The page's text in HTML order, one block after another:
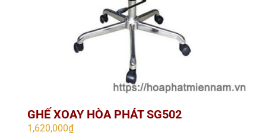
GHẾ XOAY HÒA PHÁT SG502
1,620,000₫